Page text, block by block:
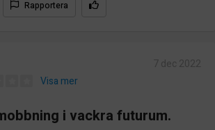
Rapportera
Visa mer
i vackra futurum.